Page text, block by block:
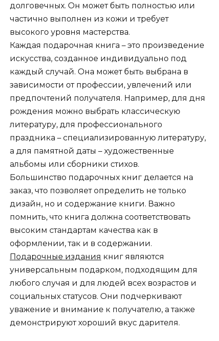
долговечных. Он может быть полностью или
частично выполнен из кожи и требует
высокого уровня мастерства.
Каждая подарочная книга – это произведение
искусства, созданное индивидуально под
каждый случай. Она может быть выбрана в
зависимости от профессии, увлечений или
предпочтений получателя. Например, для дня
рождения можно выбрать классическую
литературу, для профессионального
праздника – специализированную литературу,
а для памятной даты – художественные
альбомы или сборники стихов.
Большинство подарочных книг делается на
заказ, что позволяет определить не только
дизайн, но и содержание книги. Важно
помнить, что книга должна соответствовать
высоким стандартам качества как в
оформлении, так и в содержании.
Подарочные издания книг являются
универсальным подарком, подходящим для
любого случая и для людей всех возрастов и
социальных статусов. Они подчеркивают
уважение и внимание к получателю, а также
демонстрируют хороший вкус дарителя.